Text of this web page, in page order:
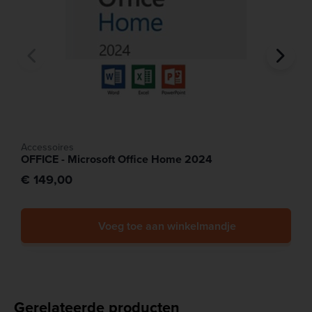
• Voor onderzoeksinstellingen, bedrijven of studio’s die
een degelijke workstation willen die meegaat, uitgebreid
kan worden en betrouwbaar is in intensief gebruik (24/7
• Voor gebruikers die een “power desktop” willen hebben
Accessoires
OFFICE - Microsoft Office Home 2024
€ 149,00
Voeg toe aan winkelmandje
Gerelateerde producten